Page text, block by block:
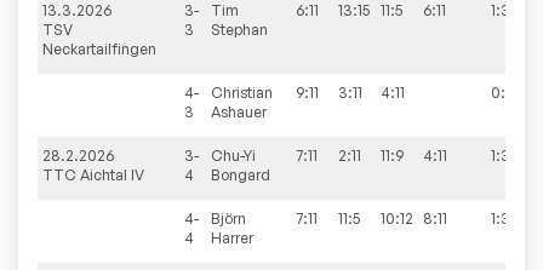
13.3.2026
TSV
Neckartailfingen
3-
3
Tim
Stephan
6:11 13:15 11:5 6:11 1:3
4-
3
Christian
Ashauer
9:11 3:11 4:11 0:3
28.2.2026
TTC Aichtal IV
3-
4
Chu-Yi
Bongard
7:11 2:11 11:9 4:11 1:3
4-
4
Björn
Harrer
7:11 11:5 10:12 8:11 1:3